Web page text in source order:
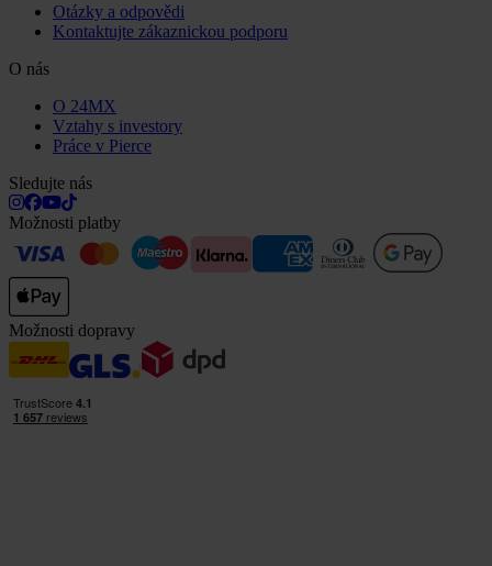
Otázky a odpovědi
Kontaktujte zákaznickou podporu
O nás
O 24MX
Vztahy s investory
Práce v Pierce
Sledujte nás
Možnosti platby
Možnosti dopravy